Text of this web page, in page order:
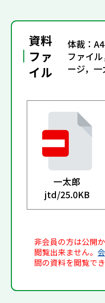
資料
ファ
イル
体裁：
ファイ
ージ，
一太郎
jtd/25.0KB
非会員の方は公開
閲覧出来ません。
間の資料を閲覧でき